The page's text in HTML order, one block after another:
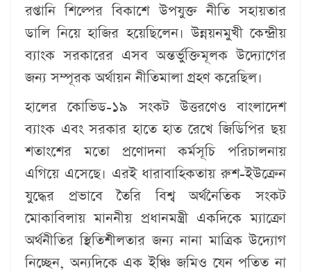
রপ্তানি শিল্পের বিকাশে উপযুক্ত নীতি সহায়তার
ডালি নিয়ে হাজির হয়েছিলেন। উন্নয়নমুখী কেন্দ্রীয়
ব্যাংক সরকারের এসব অন্তর্ভুক্তিমূলক উদ্যোগের
জন্য সম্পূরক অর্থায়ন নীতিমালা গ্রহণ করেছিল।
হালের কোভিড-১৯ সংকট উত্তরণেও বাংলাদেশ
ব্যাংক এবং সরকার হাতে হাত রেখে জিডিপির ছয়
শতাংশের মতো প্রণোদনা কর্মসূচি পরিচালনায়
এগিয়ে এসেছে। এরই ধারাবাহিকতায় রুশ-ইউক্রেন
যুদ্ধের প্রভাবে তৈরি বিশ্ব অর্থনৈতিক সংকট
মোকাবিলায় মাননীয় প্রধানমন্ত্রী একদিকে ম্যাক্রো
অর্থনীতির স্থিতিশীলতার জন্য নানা মাত্রিক উদ্যোগ
নিচ্ছেন, অন্যদিকে এক ইঞ্চি জমিও যেন পতিত না